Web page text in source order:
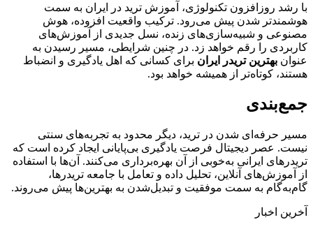
با رشد روزافزون تکنولوژی، آموزش ترید در ایران به سمت
هوشمندتر شدن پیش می‌رود. ترکیب واقعیت افزوده، هوش
مصنوعی و شبیه‌سازی‌های زنده، نسل جدیدی از آموزش‌های
کاربردی را رقم خواهد زد. در چنین شرایطی، مسیر رسیدن به
عنوان بهترین تریدر ایران برای کسانی که اهل یادگیری و انضباط
هستند، کوتاه‌تر از همیشه خواهد بود.
جمع‌بندی
مسیر حرفه‌ای شدن در ترید، دیگر محدود به تجربه‌های سنتی
نیست. عصر دیجیتال فرصت یادگیری بی‌پایانی ایجاد کرده است که
تریدرهای ایرانی به‌خوبی از آن بهره‌برداری می‌کنند. آن‌ها با استفاده
از آموزش‌های آنلاین، تحلیل داده و تعامل با جامعه تریدرها،
گام‌به‌گام به سمت موفقیت و تبدیل‌شدن به بهترین‌ها پیش می‌روند.
آخرین اخبار